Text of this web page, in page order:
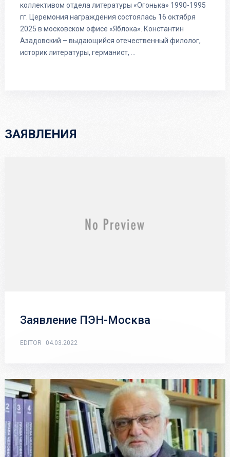
коллективом отдела литературы «Огонька» 1990-1995
гг. Церемония награждения состоялась 16 октября
2025 в московском офисе «Яблока». Константин
Азадовский – выдающийся отечественный филолог,
историк литературы, германист, …
ЗАЯВЛЕНИЯ
Заявление ПЭН-Москва
EDITOR 04.03.2022